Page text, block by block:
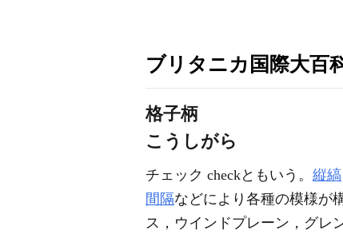
ブリタニカ国際大百
格子柄
こうしがら
チェック checkともいう。 縦縞
間隔などにより各種の模様が
ス，ウインドプレーン，グレ